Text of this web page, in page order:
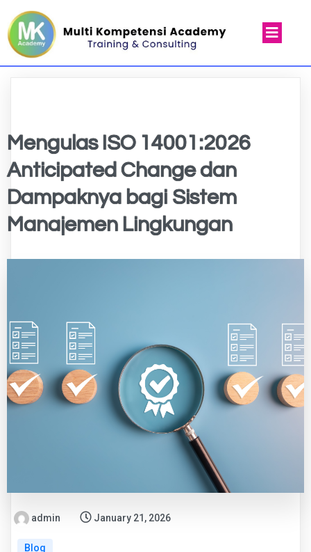
Mengulas ISO 14001:2026
Anticipated Change dan
Dampaknya bagi Sistem
Manajemen Lingkungan
admin January 21, 2026
Blog